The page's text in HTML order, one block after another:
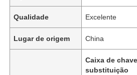
Qualidade Excelente
Lugar de origem China
Caixa de
substituição